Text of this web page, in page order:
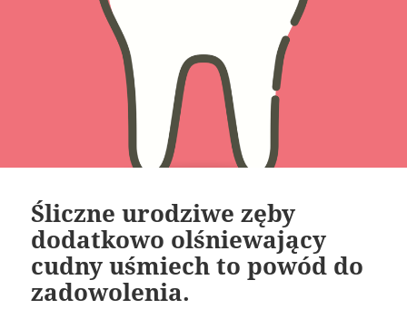
Śliczne urodziwe zęby
dodatkowo olśniewający
cudny uśmiech to powód do
zadowolenia.